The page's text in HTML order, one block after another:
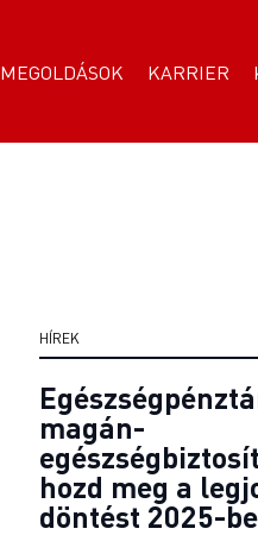
MEGOLDÁSOK KARRIER
HÍREK
magán-
hozd meg a
döntést 2025-